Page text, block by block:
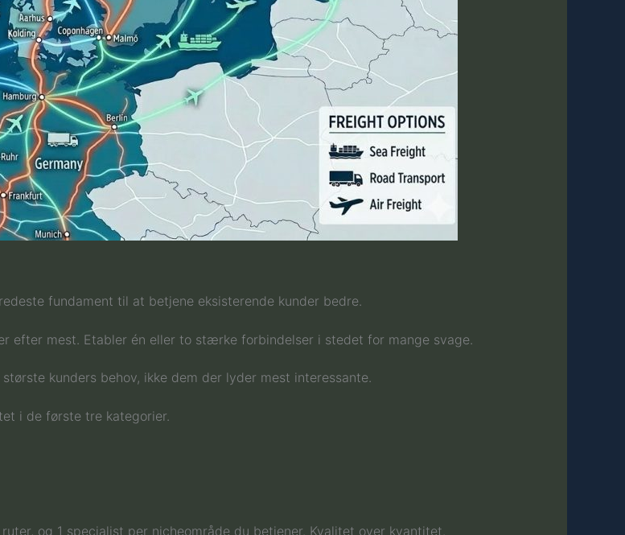
fundament til at betjene eksisterende kunder bedre.
efter mest. Etabler én eller to stærke forbindelser i stedet for mange svage.
kunders behov, ikke dem der lyder mest interessante.
i de første tre kategorier.
og 1 specialist per nicheområde du betjener. Kvalitet over kvantitet.